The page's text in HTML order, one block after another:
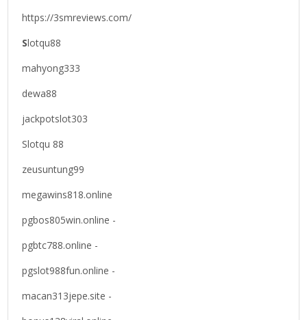
https://3smreviews.com/
Slotqu88
mahyong333
dewa88
jackpotslot303
Slotqu 88
zeusuntung99
megawins818.online
pgbos805win.online -
pgbtc788.online -
pgslot988fun.online -
macan313jepe.site -